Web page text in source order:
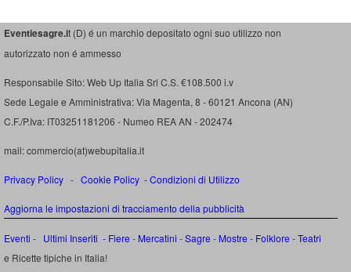
Eventiesagre.it (D) é un marchio depositato ogni suo utilizzo non
autorizzato non é ammesso
Responsabile Sito: Web Up Italia Srl C.S. €108.500 i.v
Sede Legale e Amministrativa: Via Magenta, 8 - 60121 Ancona (AN)
C.F./P.Iva: IT03251181206 - Numeo REA AN - 202474
mail: commercio(at)webupitalia.it
Privacy Policy - Cookie Policy -Condizioni di Utilizzo
Aggiorna le impostazioni di tracciamento della pubblicità
Eventi - Ultimi Inseriti - Fiere - Mercatini -Sagre - Mostre - Folklore -Teatri
e Ricette tipiche in Italia!